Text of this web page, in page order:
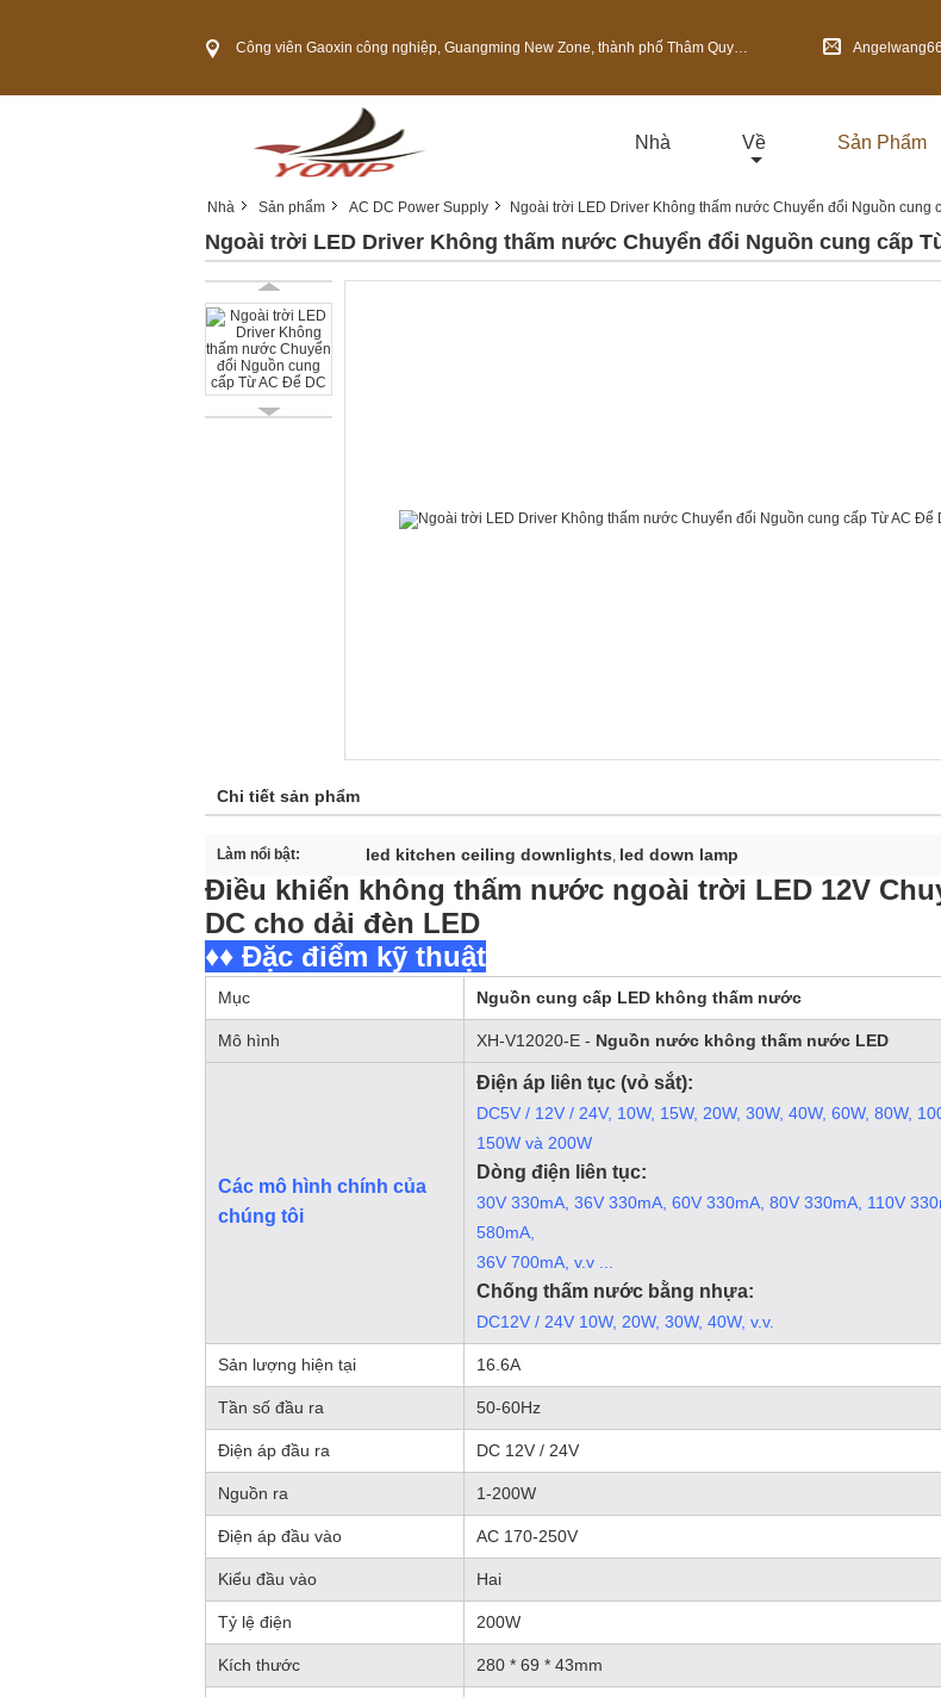
Công viên Gaoxin công nghiệp, Guangming New Zone, thành phố Thâm Quyến, tỉnh Quảng Đông, Trung Quốc
Nhà Về Sản Phẩm
Nhà Sản phẩm AC DC Power Supply Ngoài trời LED Driver Không thấm nước Chuyển đổi Nguồn cung
Ngoài trời LED Driver Không thấm nước Chuyển đổi Nguồn cung cấp
Chi tiết sản phẩm
Làm nổi bật: led kitchen ceiling downlights, led down lamp
Điều khiển không thấm nước ngoài trời LED 12V
DC cho dải đèn LED
♦♦ Đặc điểm kỹ thuật
Mục Nguồn cung cấp LED không thấm nước
Mô hình XH-V12020-E - Nguồn nước không thấm nước LED
Các mô hình chính của
chúng tôi
Điện áp liên tục (vỏ sắt):
DC5V / 12V / 24V, 10W, 15W, 20W, 30W, 40W, 60W, 80W,
150W và 200W
Dòng điện liên tục:
30V 330mA, 36V 330mA, 60V 330mA, 80V 330mA, 110V
580mA,
36V 700mA, v.v ...
Chống thấm nước bằng nhựa:
DC12V / 24V 10W, 20W, 30W, 40W, v.v.
Sản lượng hiện tại 16.6A
Tần số đầu ra 50-60Hz
Điện áp đầu ra DC 12V / 24V
Nguồn ra 1-200W
Điện áp đầu vào AC 170-250V
Kiểu đầu vào Hai
Tỷ lệ điện 200W
Kích thước 280 * 69 * 43mm